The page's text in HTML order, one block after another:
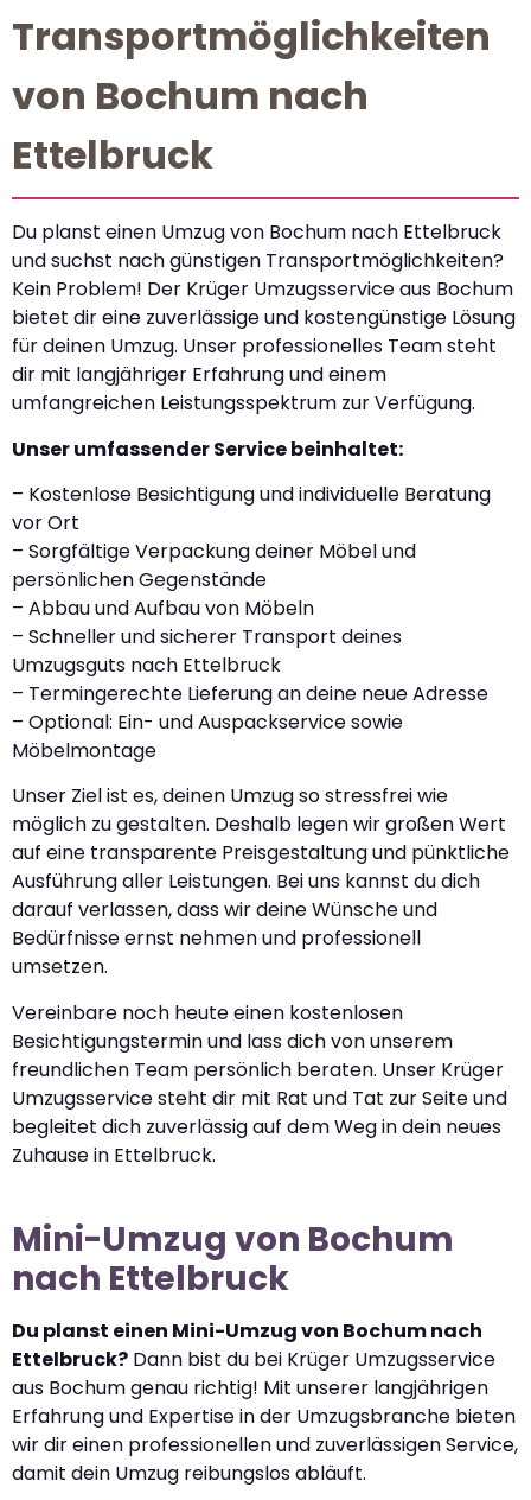
Transportmöglichkeiten
von Bochum nach
Ettelbruck
Du planst einen Umzug von Bochum nach Ettelbruck
und suchst nach günstigen Transportmöglichkeiten?
Kein Problem! Der Krüger Umzugsservice aus Bochum
bietet dir eine zuverlässige und kostengünstige Lösung
für deinen Umzug. Unser professionelles Team steht
dir mit langjähriger Erfahrung und einem
umfangreichen Leistungsspektrum zur Verfügung.
Unser umfassender Service beinhaltet:
– Kostenlose Besichtigung und individuelle Beratung
vor Ort
– Sorgfältige Verpackung deiner Möbel und
persönlichen Gegenstände
– Abbau und Aufbau von Möbeln
– Schneller und sicherer Transport deines
Umzugsguts nach Ettelbruck
– Termingerechte Lieferung an deine neue Adresse
– Optional: Ein- und Auspackservice sowie
Möbelmontage
Unser Ziel ist es, deinen Umzug so stressfrei wie
möglich zu gestalten. Deshalb legen wir großen Wert
auf eine transparente Preisgestaltung und pünktliche
Ausführung aller Leistungen. Bei uns kannst du dich
darauf verlassen, dass wir deine Wünsche und
Bedürfnisse ernst nehmen und professionell
umsetzen.
Vereinbare noch heute einen kostenlosen
Besichtigungstermin und lass dich von unserem
freundlichen Team persönlich beraten. Unser Krüger
Umzugsservice steht dir mit Rat und Tat zur Seite und
begleitet dich zuverlässig auf dem Weg in dein neues
Zuhause in Ettelbruck.
Mini-Umzug von Bochum
nach Ettelbruck
Du planst einen Mini-Umzug von Bochum nach
Ettelbruck? Dann bist du bei Krüger Umzugsservice
aus Bochum genau richtig! Mit unserer langjährigen
Erfahrung und Expertise in der Umzugsbranche bieten
wir dir einen professionellen und zuverlässigen Service,
damit dein Umzug reibungslos abläuft.